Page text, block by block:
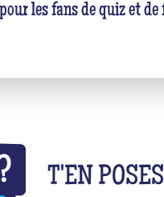
les fans de quiz et de
T'EN